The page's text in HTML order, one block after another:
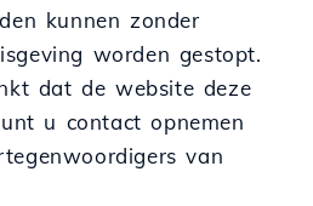
kunnen zonder
worden gestopt.
dat de website deze
u contact opnemen
van